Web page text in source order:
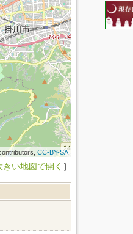
CC-BY-SA
きい地図で開く ］